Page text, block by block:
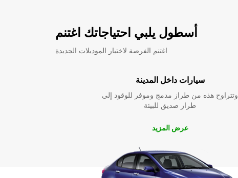
أسطول يلبي احتياجاتك اغتنم
اغتنم الفرصة لاختبار الموديلات الجديدة
سيارات داخل المدينة
وتتراوح هذه من طراز مدمج وموفر للوقود إلى
طراز صديق للبيئة
عرض المزيد